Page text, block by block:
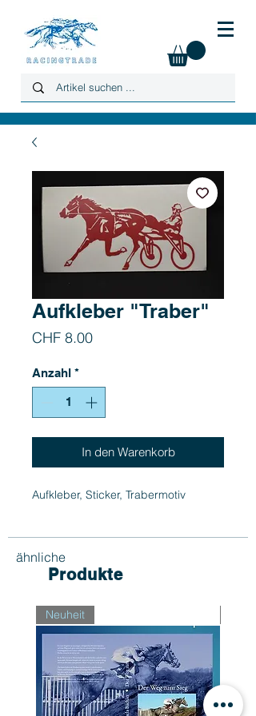
Aufkleber "Traber"
CHF 8.00Preis
Anzahl *
In den Warenkorb
Aufkleber, Sticker, Trabermotiv
ähnliche
Produkte
Neuheit